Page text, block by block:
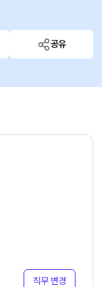
공유
직무 변경